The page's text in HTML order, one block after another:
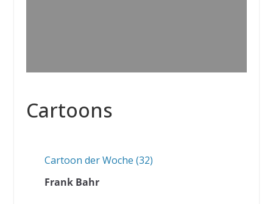
Cartoons
Cartoon der Woche (32)
Frank Bahr